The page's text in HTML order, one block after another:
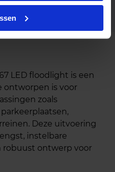
LED84/830_40_65 DOB
LED floodlight is een
ontworpen is voor
zoals
Deze uitvoering
instelbare
ontwerp voor